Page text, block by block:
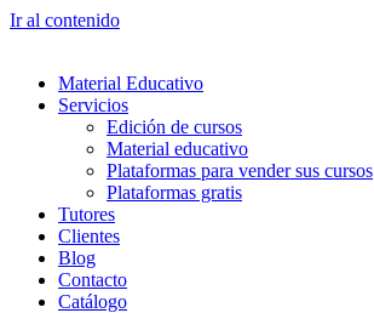
Ir al contenido
Material Educativo
Servicios
Edición de cursos
Material educativo
Plataformas para vender sus cursos
Plataformas gratis
Tutores
Clientes
Blog
Contacto
Catálogo